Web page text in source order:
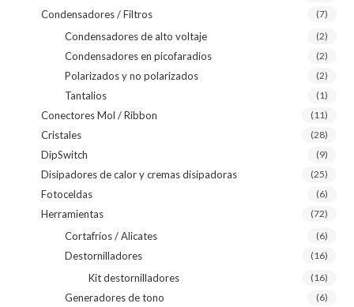
Condensadores / Filtros
(7)
Condensadores de alto voltaje (2)
Condensadores en picofaradios (2)
Polarizados y no polarizados (2)
Tantalios (1)
Conectores Mol / Ribbon (11)
Cristales (28)
DipSwitch (9)
Disipadores de calor y cremas disipadoras (25)
Fotoceldas (6)
Herramientas (72)
Cortafríos / Alicates (6)
Destornilladores (16)
Kit destornilladores (16)
Generadores de tono (6)